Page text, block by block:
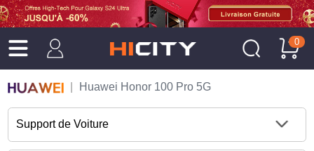
0
Huawei Honor 100 Pro 5G
Support de Voiture